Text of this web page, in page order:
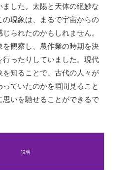
ました。太陽と天体の絶妙な
現象は、まるで宇宙からの
られたのかもしれません。
観察し、農作業の時期を決
ったりしていました。現代
知ることで、古代の人々が
ていたのかを垣間見ること
思いを馳せることができるで
説明